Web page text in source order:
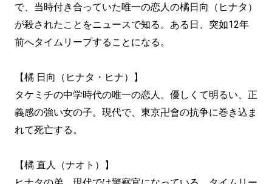
で、当時付き合っていた唯一の恋人の橘日向（ヒナタ）
が殺されたことをニュースで知る。ある日、突如12年
前へタイムリープすることになる。
【橘 日向（ヒナタ・ヒナ）】
タケミチの中学時代の唯一の恋人。優しくて明るい、正
義感の強い女の子。現代で、東京卍會の抗争に巻き込ま
れて死亡する。
【橘 直人（ナオト）】